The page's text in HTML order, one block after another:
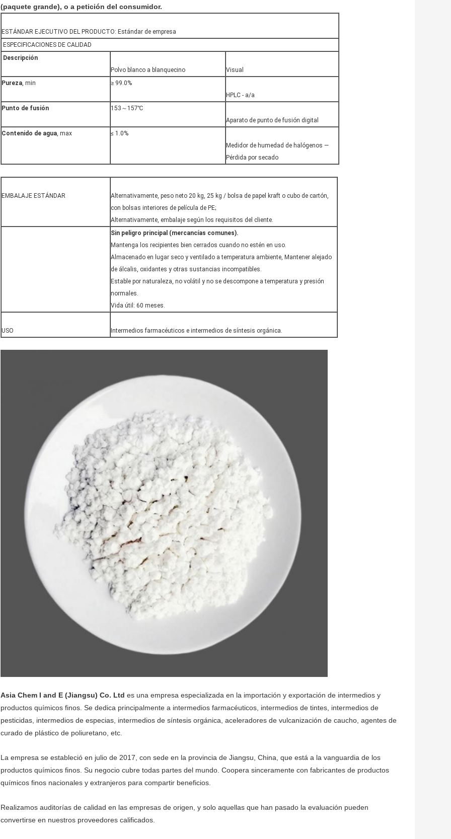
(paquete grande), o a petición del consumidor.
ESTÁNDAR EJECUTIVO DEL PRODUCTO: Estándar de empresa
ESPECIFICACIONES DE CALIDAD
Descripción
Polvo blanco a blanquecino
Visual
Pureza, min
≥ 99.0%
HPLC - a/a
Punto de fusión
153～157℃
Aparato de punto de fusión digital
Contenido de agua, max
≤ 1.0%
Medidor de humedad de halógenos —
Pérdida por secado
EMBALAJE ESTÁNDAR
Alternativamente, peso neto 20 kg, 25 kg / bolsa de papel kraft o cubo de cartón,
con bolsas interiores de película de PE;
Alternativamente, embalaje según los requisitos del cliente.
Sin peligro principal (mercancías comunes).
Mantenga los recipientes bien cerrados cuando no estén en uso.
Almacenado en lugar seco y ventilado a temperatura ambiente, Mantener alejado
de álcalis, oxidantes y otras sustancias incompatibles.
Estable por naturaleza, no volátil y no se descompone a temperatura y presión
normales.
Vida útil: 60 meses.
USO Intermedios farmacéuticos e intermedios de síntesis orgánica.
Asia Chem I and E (Jiangsu) Co. Ltd es una empresa especializada en la importación y exportación de intermedios y
productos químicos finos. Se dedica principalmente a intermedios farmacéuticos, intermedios de tintes, intermedios de
pesticidas, intermedios de especias, intermedios de síntesis orgánica, aceleradores de vulcanización de caucho, agentes de
curado de plástico de poliuretano, etc.
La empresa se estableció en julio de 2017, con sede en la provincia de Jiangsu, China, que está a la vanguardia de los
productos químicos finos. Su negocio cubre todas partes del mundo. Coopera sinceramente con fabricantes de productos
químicos finos nacionales y extranjeros para compartir beneficios.
Realizamos auditorías de calidad en las empresas de origen, y solo aquellas que han pasado la evaluación pueden
convertirse en nuestros proveedores calificados.